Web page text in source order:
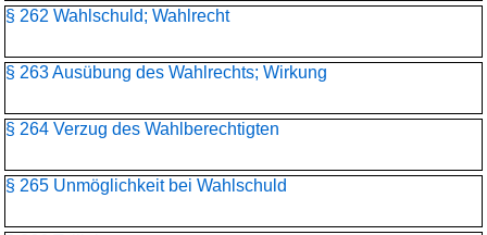
§ 262 Wahlschuld; Wahlrecht
§ 263 Ausübung des Wahlrechts; Wirkung
§ 264 Verzug des Wahlberechtigten
§ 265 Unmöglichkeit bei Wahlschuld